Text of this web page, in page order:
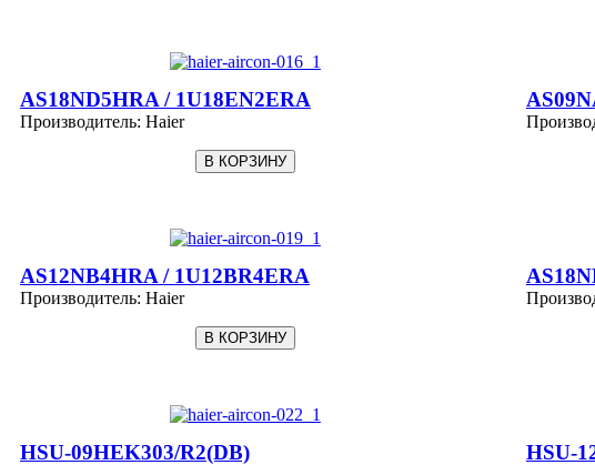
AS18ND5HRA / 1U18EN2ERA
Производитель: Haier
AS12NB4HRA / 1U12BR4ERA
Производитель: Haier
HSU-09HEK303/R2(DB) HSU-